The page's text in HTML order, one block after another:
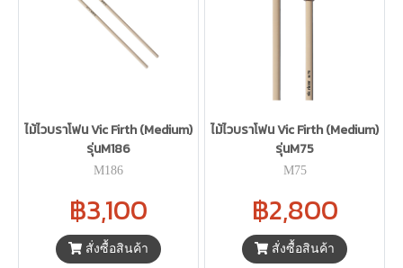
ไม้ไวบราโฟน Vic Firth (Medium)
รุ่นM186
M186
฿3,100
สั่งซื้อสินค้า
ไม้ไวบราโฟน Vic Firth (Medium)
รุ่นM75
M75
฿2,800
สั่งซื้อสินค้า